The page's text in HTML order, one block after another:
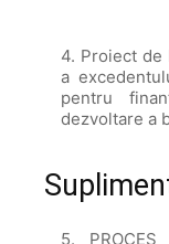
4. Proiect de
a
pentru
dezvoltare a
5.